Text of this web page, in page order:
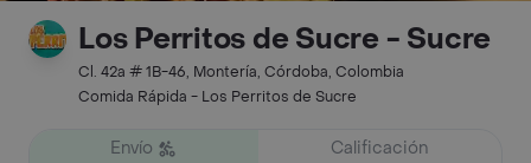
Los Perritos de Sucre - Sucre
Cl. 42a # 1B-46, Montería, Córdoba, Colombia
Comida Rápida - Los Perritos de Sucre
Envío
Calificación